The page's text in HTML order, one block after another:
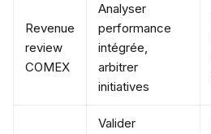
Revenue
review
COMEX
Analyser
performance
intégrée,
arbitrer
initiatives
Valider